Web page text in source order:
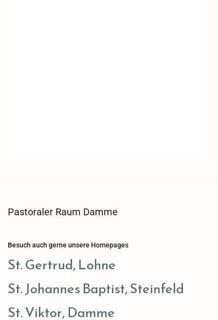
Pastoraler Raum Damme
Besuch auch gerne unsere Homepages
St. Gertrud, Lohne
St. Johannes Baptist, Steinfeld
St. Viktor, Damme